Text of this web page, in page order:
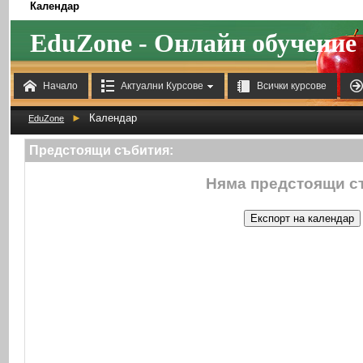
 Начало  Актуални Курсове  Всички курсове 
Календар
EduZone - Онлайн обучение
EduZone ► Календар
Предстоящи събития:
Няма предстоящи